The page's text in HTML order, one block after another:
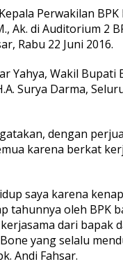
Perwakilan BPK
Ak. di Auditorium 2
Rabu 22 Juni 2016.
Yahya, Wakil Bupati
Surya Darma,
dengan
karena berkat
saya karena
tahunnya oleh BPK
dari bapak
yang selalu
Andi Fahsar.